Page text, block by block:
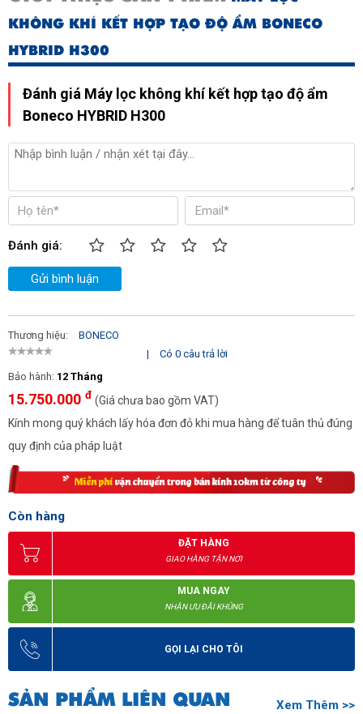
KHÔNG KHÍ KẾT HỢP TẠO ĐỘ ẨM BONECO
HYBRID H300
Đánh giá Máy lọc không khí kết hợp tạo độ ẩm
Boneco HYBRID H300
Đánh giá:
Gửi bình luận
Thương hiệu:
BONECO
|
Có 0 câu trả lời
Bảo hành: 12 Tháng
15.750.000 đ (Giá chưa bao gồm VAT)
Kính mong quý khách lấy hóa đơn đỏ khi mua hàng để tuân thủ đúng
quy định của pháp luật
Còn hàng
ĐẶT HÀNG
GIAO HÀNG TẬN NƠI
MUA NGAY
NHẬN ƯU ĐÃI KHỦNG
GỌI LẠI CHO TÔI
SẢN PHẨM LIÊN QUAN Xem Thêm >>